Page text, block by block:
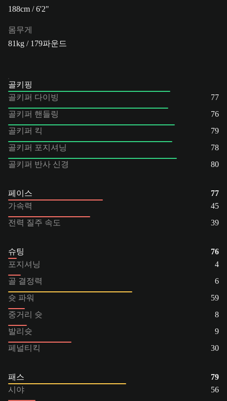
188cm / 6'2"
몸무게
81kg / 179파운드
골키핑
골키퍼 다이빙
77
골키퍼 핸들링
76
골키퍼 킥
79
골키퍼 포지셔닝
78
골키퍼 반사 신경
80
페이스
77
가속력
45
전력 질주 속도
39
슈팅
76
포지셔닝
4
골 결정력
6
슛 파워
59
중거리 슛
8
발리슛
9
페널티킥
30
패스
79
시야
56